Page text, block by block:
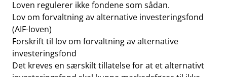
Loven regulerer ikke fondene som sådan.
Lov om forvaltning av alternative investeringsfond
(AIF-loven)
Forskrift til lov om forvaltning av alternative
investeringsfond
Det kreves en særskilt tillatelse for at et alternativt